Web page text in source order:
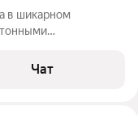
в шикарном
центре Москвы с
Чат